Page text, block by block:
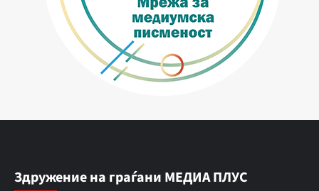
Здружение на граѓани МЕДИА ПЛУС